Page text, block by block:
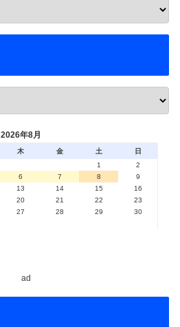
2026年8月
木 金 土
日
1
2
6 7 8
9
13 14 15
16
20 21 22
23
27 28 29
30
ad